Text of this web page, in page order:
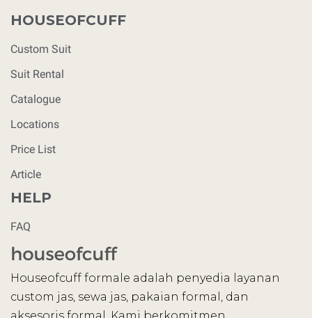
HOUSEOFCUFF
Custom Suit
Suit Rental
Catalogue
Locations
Price List
Article
HELP
FAQ
Houseofcuff formale adalah penyedia layanan
custom jas, sewa jas, pakaian formal, dan